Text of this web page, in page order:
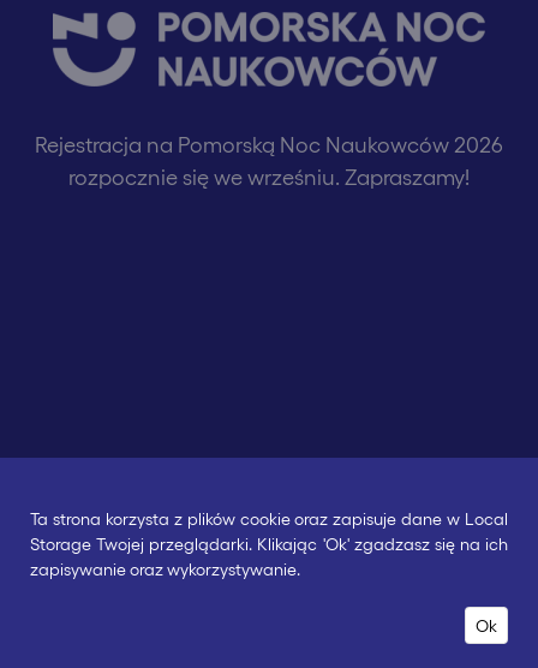
Rejestracja na Pomorską Noc Naukowców 2026
rozpocznie się we wrześniu. Zapraszamy!
Wszelkie prawa zastrzeżone © POMORSKA NOC
NAUKOWCÓW 2026 - realizacjaweb24
Ta strona korzysta z plików cookie oraz zapisuje dane w Local
Storage Twojej przeglądarki. Klikając 'Ok' zgadzasz się na ich
zapisywanie oraz wykorzystywanie.
Ok